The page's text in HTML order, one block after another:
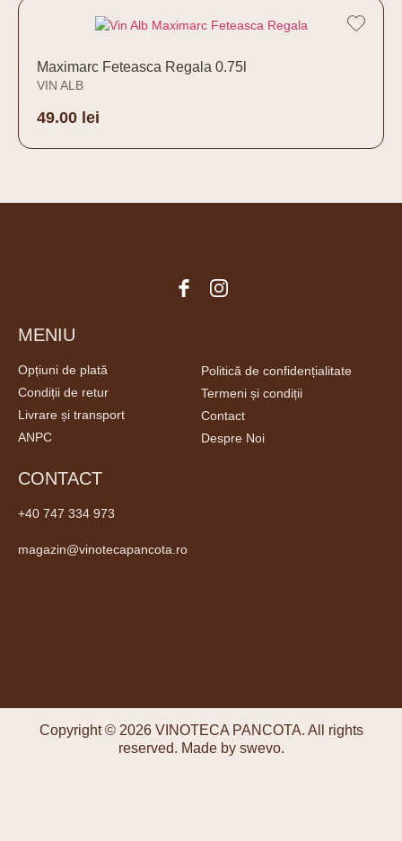
VIN ALB
Maximarc Feteasca Regala 0.75l
49.00 lei
MENIU
Opțiuni de plată
Condiții de retur
Livrare și transport
ANPC
Politică de confidențialitate
Termeni și condiții
Contact
Despre Noi
CONTACT
+40 747 334 973
magazin@vinotecapancota.ro
Copyright © 2026 VINOTECA PANCOTA. All rights
reserved. Made by swevo.